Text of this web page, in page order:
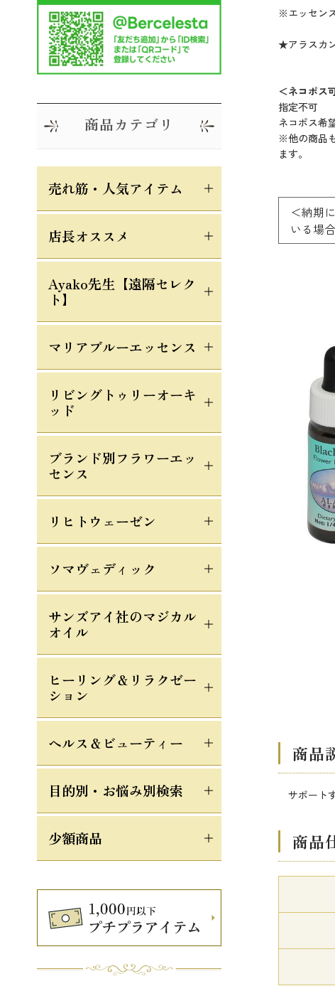
※エッセン
★アラスカ
＜ネコポス
指定不可
ネコポス希
※他の商品
ます。
＜納期
いる場
商品
サポート
商品
商品カテゴリ
売れ筋・人気アイテム
店長オススメ
Ayako先生【遠隔セレク
ト】
マリアブルーエッセンス
リビングトゥリーオーキ
ッド
ブランド別フラワーエッ
センス
リヒトウェーゼン
ソマヴェディック
サンズアイ社のマジカル
オイル
ヒーリング＆リラクゼー
ション
ヘルス＆ビューティー
目的別・お悩み別検索
少額商品